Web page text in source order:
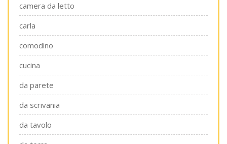
camera da letto
carla
comodino
cucina
da parete
da scrivania
da tavolo